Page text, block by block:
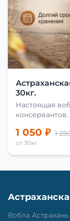
30кг.
Настоящая
консервантов.
1 050 ₽ 1
от 30кг
Вобла